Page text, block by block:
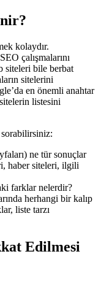
kolaydır.
çalışmalarını
siteleri bile berbat
sitelerini
en önemli anahtar
listesini
ne tür sonuçlar
haber siteleri, ilgili
farklar nelerdir?
herhangi bir kalıp
liste tarzı
Edilmesi